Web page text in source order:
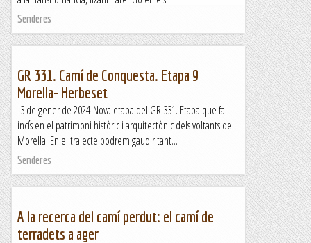
Senderes
GR 331. Camí de Conquesta. Etapa 9
Morella- Herbeset
3 de gener de 2024 Nova etapa del GR 331. Etapa que fa
incís en el patrimoni històric i arquitectònic dels voltants de
Morella. En el trajecte podrem gaudir tant...
Senderes
A la recerca del camí perdut: el camí de
terradets a ager